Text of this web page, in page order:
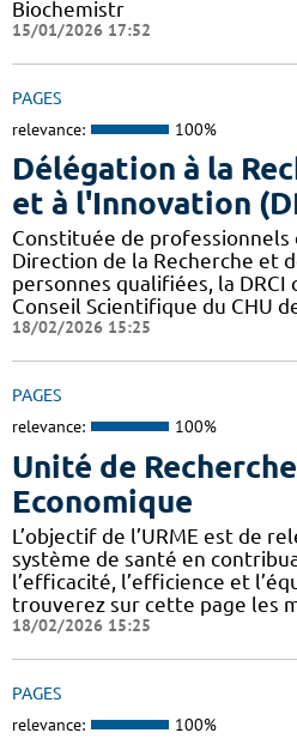
Biochemistr
15/01/2026 17:52
PAGES
relevance: 100%
Délégation à la
et à l'Innovation
Constituée de professionnels
Direction de la Recherche et
personnes qualifiées, la
Conseil Scientifique du CHU
18/02/2026 15:25
PAGES
relevance: 100%
Unité de
Economique
L’objectif de l’URME est de
système de santé en
l’efficacité, l’efficience et
trouverez sur cette page les
18/02/2026 15:25
PAGES
relevance: 100%